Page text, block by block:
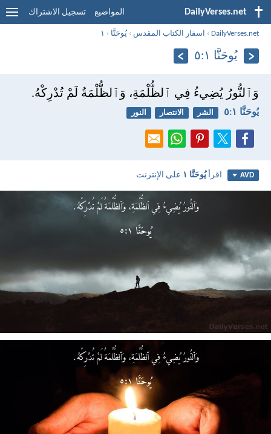
DailyVerses.net المواضيع تسجيل الاشتراك
DailyVerses.net
› اسفار الكتاب المقدس ›يُوحَنَّا › ١
يُوحَنَّا ١:‏٥
وَٱلنُّورُ يُضِيءُ فِي ٱلظُّلْمَةِ، وَٱلظُّلْمَةُ لَمْ تُدْرِكْهُ.
يُوحَنَّا ١:‏٥ الشر الانتصار النور
AVD اقرأيُوحَنَّا ١ على الإنترنت